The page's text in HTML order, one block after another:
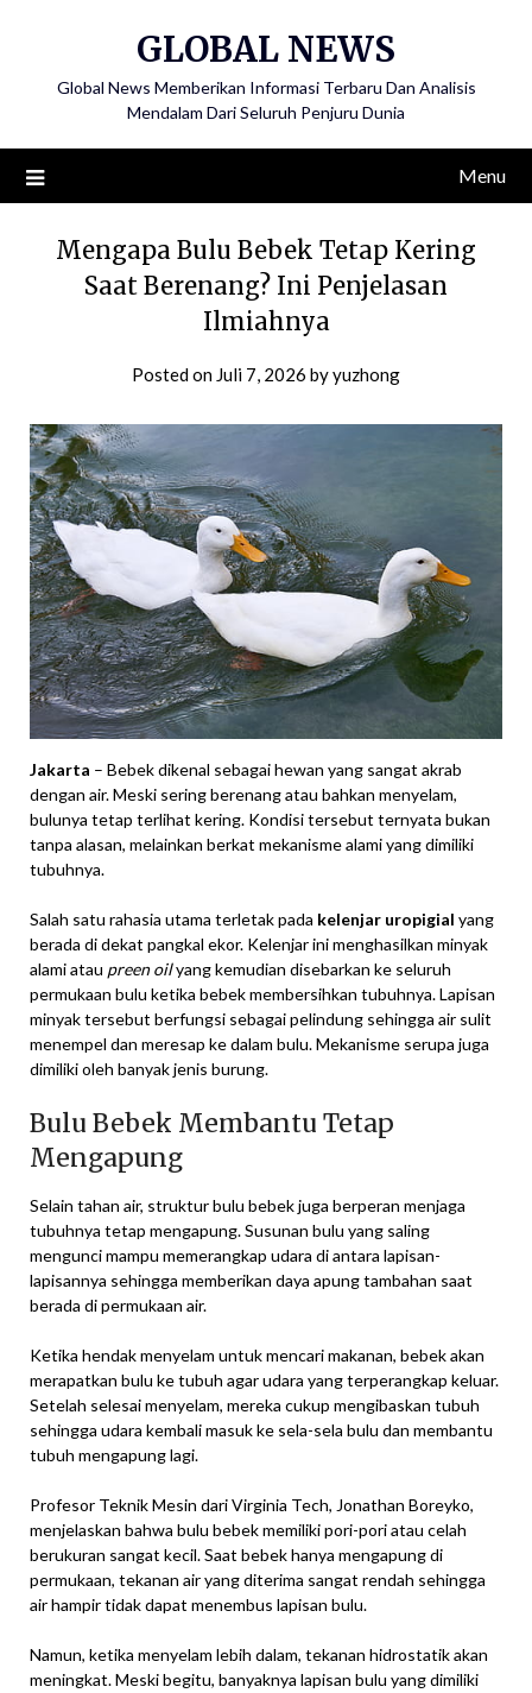
GLOBAL NEWS
Global News Memberikan Informasi Terbaru Dan Analisis
Mendalam Dari Seluruh Penjuru Dunia
Menu
Mengapa Bulu Bebek Tetap Kering
Saat Berenang? Ini Penjelasan
Ilmiahnya
Posted on Juli 7, 2026 byyuzhong
Jakarta – Bebek dikenal sebagai hewan yang sangat akrab
dengan air. Meski sering berenang atau bahkan menyelam,
bulunya tetap terlihat kering. Kondisi tersebut ternyata bukan
tanpa alasan, melainkan berkat mekanisme alami yang dimiliki
tubuhnya.
Salah satu rahasia utama terletak pada kelenjar uropigial yang
berada di dekat pangkal ekor. Kelenjar ini menghasilkan minyak
alami atau preen oilyang kemudian disebarkan ke seluruh
permukaan bulu ketika bebek membersihkan tubuhnya. Lapisan
minyak tersebut berfungsi sebagai pelindung sehingga air sulit
menempel dan meresap ke dalam bulu. Mekanisme serupa juga
dimiliki oleh banyak jenis burung.
Bulu Bebek Membantu Tetap
Mengapung
Selain tahan air, struktur bulu bebek juga berperan menjaga
tubuhnya tetap mengapung. Susunan bulu yang saling
mengunci mampu memerangkap udara di antara lapisan-
lapisannya sehingga memberikan daya apung tambahan saat
berada di permukaan air.
Ketika hendak menyelam untuk mencari makanan, bebek akan
merapatkan bulu ke tubuh agar udara yang terperangkap keluar.
Setelah selesai menyelam, mereka cukup mengibaskan tubuh
sehingga udara kembali masuk ke sela-sela bulu dan membantu
tubuh mengapung lagi.
Profesor Teknik Mesin dari Virginia Tech, Jonathan Boreyko,
menjelaskan bahwa bulu bebek memiliki pori-pori atau celah
berukuran sangat kecil. Saat bebek hanya mengapung di
permukaan, tekanan air yang diterima sangat rendah sehingga
air hampir tidak dapat menembus lapisan bulu.
Namun, ketika menyelam lebih dalam, tekanan hidrostatik akan
meningkat. Meski begitu, banyaknya lapisan bulu yang dimiliki